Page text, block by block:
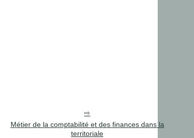
Métier de la comptabilité et des finances dans la
territoriale